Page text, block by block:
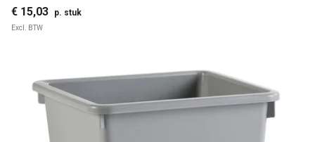
€ 15,03 p. stuk
Excl. BTW